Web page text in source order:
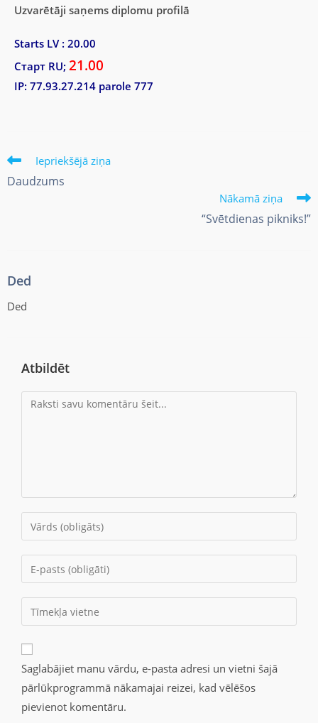
Uzvarētāji saņems diplomu profilā
Starts LV : 20.00
Старт RU; 21.00
IP: 77.93.27.214 parole 777
Iepriekšējā ziņa
Daudzums
Nākamā ziņa
“Svētdienas pikniks!”
Ded
Ded
Atbildēt
Saglabājiet manu vārdu, e-pasta adresi un vietni šajā
pārlūkprogrammā nākamajai reizei, kad vēlēšos
pievienot komentāru.